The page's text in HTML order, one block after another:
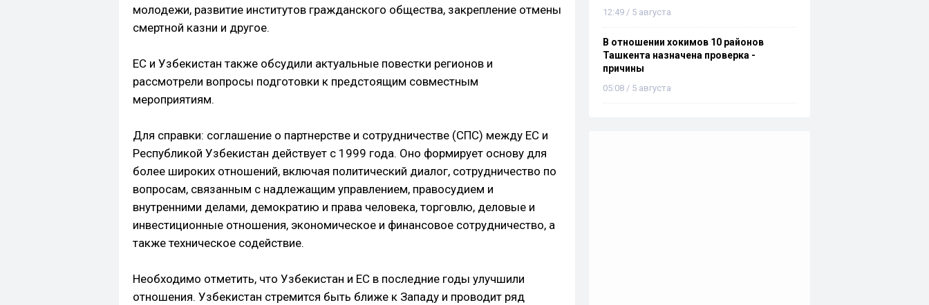
молодежи, развитие институтов гражданского общества, закрепление отмены
смертной казни и другое.
ЕС и Узбекистан также обсудили актуальные повестки регионов и
рассмотрели вопросы подготовки к предстоящим совместным
мероприятиям.
Для справки: соглашение о партнерстве и сотрудничестве (СПС) между ЕС и
Республикой Узбекистан действует с 1999 года. Оно формирует основу для
более широких отношений, включая политический диалог, сотрудничество по
вопросам, связанным с надлежащим управлением, правосудием и
внутренними делами, демократию и права человека, торговлю, деловые и
инвестиционные отношения, экономическое и финансовое сотрудничество, а
также техническое содействие.
Необходимо отметить, что Узбекистан и ЕС в последние годы улучшили
отношения. Узбекистан стремится быть ближе к Западу и проводит ряд
12:49 / 5 августа
В отношении хокимов 10 районов
Ташкента назначена проверка -
причины
05:08 / 5 августа